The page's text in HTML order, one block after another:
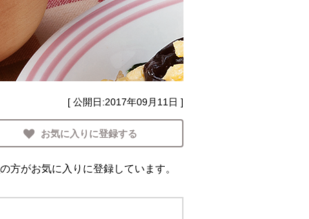
[ 公開日:2017年09月11日 ]
お気に入りに登録する
の方がお気に入りに登録しています。